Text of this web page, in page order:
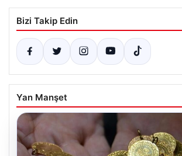
Bizi Takip Edin
Yan Manşet